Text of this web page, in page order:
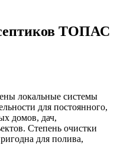
ТОПАС
локальные системы
для постоянного,
домов, дач,
Степень очистки
для полива,